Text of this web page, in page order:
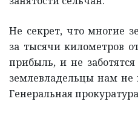
Не секрет, что многие
за тысячи километров
прибыль, и не
землевладельцы нам не
Генеральная